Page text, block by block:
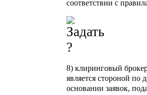
соответствии с
8) клиринговый
является стороной по
основании заявок,